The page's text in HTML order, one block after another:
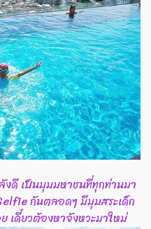
งดี เป็นมุมมหาชนที่ทุกท่านมา
กันตลอดๆ มีมุมสระเด็ก
เดี๋ยวต้องหาจังหวะมาใหม่